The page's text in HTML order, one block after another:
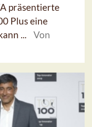
präsentierte
Plus eine
...
Von